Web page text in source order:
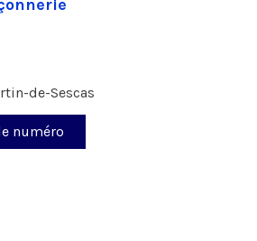
de-Sescas
numéro